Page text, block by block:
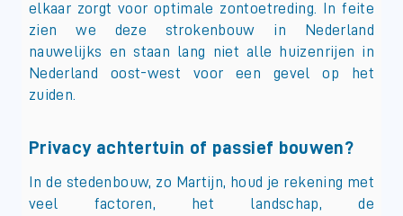
elkaar zorgt voor optimale zontoetreding. In feite
zien we deze strokenbouw in Nederland
nauwelijks en staan lang niet alle huizenrijen in
Nederland oost-west voor een gevel op het
zuiden.
Privacy achtertuin of passief bouwen?
In de stedenbouw, zo Martijn, houd je rekening met
veel factoren, het landschap, de